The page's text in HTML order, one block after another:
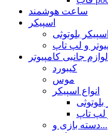
ساعت هوشمند
اسپیکر
اسپیکر بلوتوثی
و لپ تاپ
لوازم جانبی کامپیوتر
کیبورد
موس
انواع اسپیکر
بلوتوثی
لپ تاپ
دسته بازی و...